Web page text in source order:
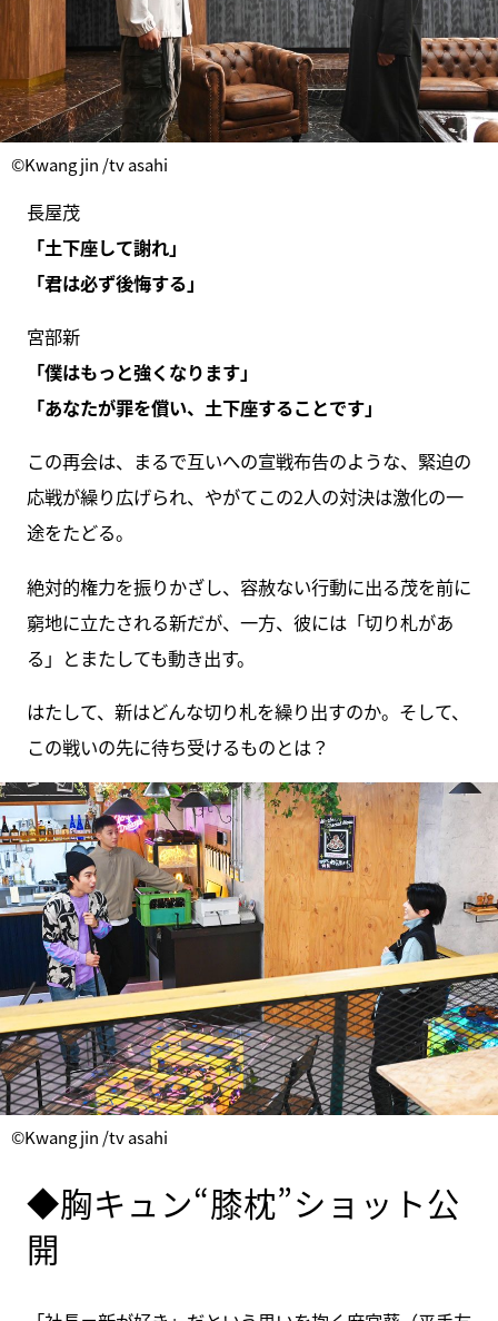
©Kwang jin /tv asahi
長屋茂
「土下座して謝れ」
「君は必ず後悔する」
宮部新
「僕はもっと強くなります」
「あなたが罪を償い、土下座することです」
この再会は、まるで互いへの宣戦布告のような、緊迫の
応戦が繰り広げられ、やがてこの2人の対決は激化の一
途をたどる。
絶対的権力を振りかざし、容赦ない行動に出る茂を前に
窮地に立たされる新だが、一方、彼には「切り札があ
る」とまたしても動き出す。
はたして、新はどんな切り札を繰り出すのか。そして、
この戦いの先に待ち受けるものとは？
©Kwang jin /tv asahi
◆胸キュン“膝枕”ショット公
開